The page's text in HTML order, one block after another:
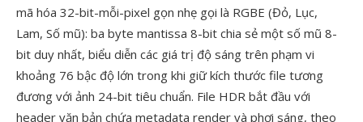
mã hóa 32-bit-mỗi-pixel gọn nhẹ gọi là RGBE (Đỏ, Lục,
Lam, Số mũ): ba byte mantissa 8-bit chia sẻ một số mũ 8-
bit duy nhất, biểu diễn các giá trị độ sáng trên phạm vi
khoảng 76 bậc độ lớn trong khi giữ kích thước file tương
đương với ảnh 24-bit tiêu chuẩn. File HDR bắt đầu với
header văn bản chứa metadata render và phơi sáng, theo